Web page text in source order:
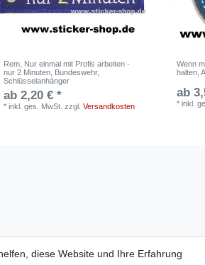
Rem, Nur einmal mit Profis arbeiten -
nur 2 Minuten, Bundeswehr,
Schlüsselanhänger
ab 2,20 € *
* inkl. ges. MwSt. zzgl. Versandkosten
Wenn
halten,
ab
*inkl.
diese Website und Ihre Erfahrung